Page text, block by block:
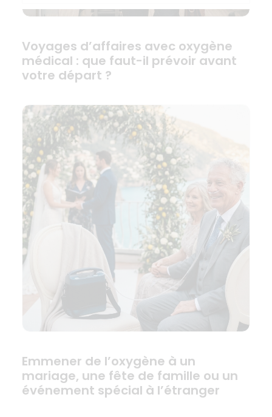
Voyages d’affaires avec oxygène
médical : que faut-il prévoir avant
votre départ ?
Emmener de l’oxygène à un
mariage, une fête de famille ou un
événement spécial à l’étranger